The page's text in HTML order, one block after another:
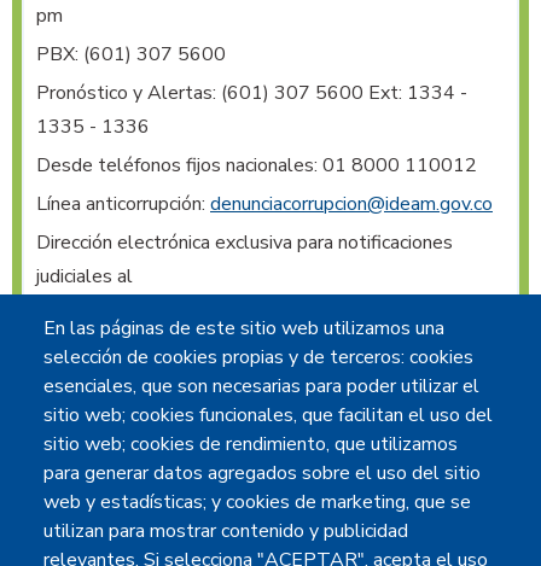
pm
PBX: (601) 307 5600
Pronóstico y Alertas: (601) 307 5600 Ext: 1334 -
1335 - 1336
Desde teléfonos fijos nacionales: 01 8000 110012
Línea anticorrupción: denunciacorrupcion@ideam.gov.co
Dirección electrónica exclusiva para notificaciones
judiciales al
Radicación de comunicaciones oficiales vía web:
contacto@ideam.gov.co
@IDEAM.INSTITUTO
@IDEAMCOLOMBIA
@IDEAMCOLOMBIA
INSTITUTO IDEAM
En las páginas de este sitio web utilizamos una
selección de cookies propias y de terceros: cookies
esenciales, que son necesarias para poder utilizar el
sitio web; cookies funcionales, que facilitan el uso del
sitio web; cookies de rendimiento, que utilizamos
para generar datos agregados sobre el uso del sitio
web y estadísticas; y cookies de marketing, que se
utilizan para mostrar contenido y publicidad
relevantes. Si selecciona "ACEPTAR", acepta el uso